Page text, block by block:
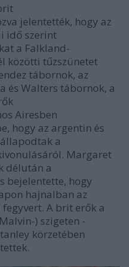
jelentették, hogy az
idő szerint
a Falkland-
közötti tűzszünetet
tábornok, az
és Walters tábornok, a
Airesben
hogy az argentin és
a
Margaret
délután a
bejelentette, hogy
hajnalban az
A brit erők a
) szigeten -
körzetében